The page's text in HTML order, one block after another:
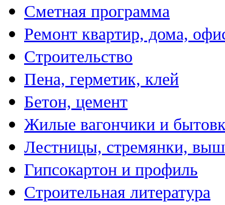
Сметная программа
Ремонт квартир, дома,
Строительство
Пена, герметик, клей
Бетон, цемент
Жилые вагончики и
Лестницы, стремянки,
Гипсокартон и профиль
Строительная литература